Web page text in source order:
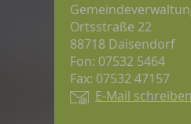
Ortsstraße 22
88718 Daisendorf
Fon: 07532 5464
Fax: 07532 47157
E-Mail schreiben